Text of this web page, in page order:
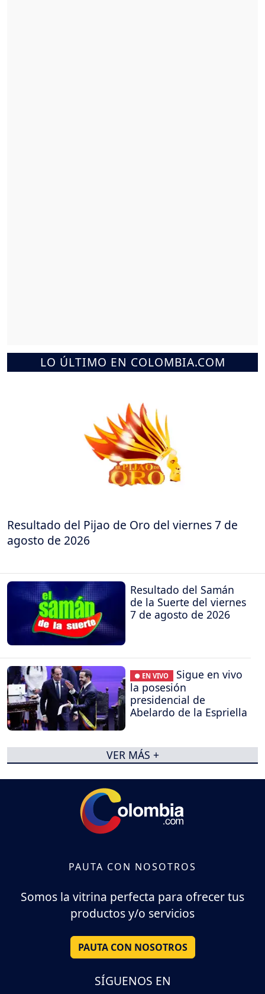
LO ÚLTIMO EN COLOMBIA.COM
Resultado del Pijao de Oro del viernes 7 de
agosto de 2026
Resultado del Samán
de la Suerte del viernes
7 de agosto de 2026
● EN VIVO
Sigue en vivo
la posesión
presidencial de
Abelardo de la Espriella
VER MÁS +
PAUTA CON NOSOTROS
Somos la vitrina perfecta para ofrecer tus
productos y/o servicios
PAUTA CON NOSOTROS
SÍGUENOS EN